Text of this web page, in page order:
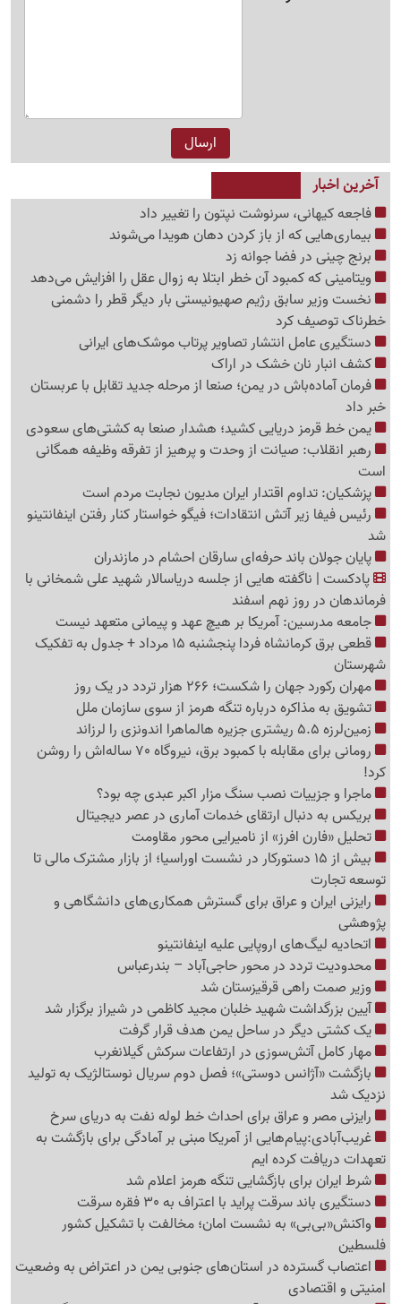
آخرین اخبار
فاجعه کیهانی، سرنوشت نپتون را تغییر داد
بیماری‌هایی که از باز کردن دهان هویدا می‌شوند
برنج چینی در فضا جوانه زد
ویتامینی که کمبود آن خطر ابتلا به زوال عقل را افزایش می‌دهد
نخست وزیر سابق رژیم صهیونیستی بار دیگر قطر را دشمنی
خطرناک توصیف کرد
دستگیری عامل انتشار تصاویر پرتاب موشک‌های ایرانی
کشف انبار نان خشک در اراک
فرمان آماده‌باش در یمن؛ صنعا از مرحله جدید تقابل با عربستان
خبر داد
یمن خط قرمز دریایی کشید؛ هشدار صنعا به کشتی‌های سعودی
رهبر انقلاب: صیانت از وحدت و پرهیز از تفرقه وظیفه همگانی
است
پزشکیان: تداوم اقتدار ایران مدیون نجابت مردم است
رئیس فیفا زیر آتش انتقادات؛ فیگو خواستار کنار رفتن اینفانتینو
شد
پایان جولان باند حرفه‌ای سارقان احشام در مازندران
پادکست | ناگفته هایی از جلسه دریاسالار شهید علی شمخانی با
فرماندهان در روز نهم اسفند
جامعه مدرسین: آمریکا بر هیچ عهد و پیمانی متعهد نیست
قطعی برق کرمانشاه فردا پنجشنبه 15 مرداد + جدول به تفکیک
شهرستان
مهران رکورد جهان را شکست؛ 266 هزار تردد در یک روز
تشویق به مذاکره درباره تنگه هرمز از سوی سازمان ملل
زمین‌لرزه 5.5 ریشتری جزیره هالماهرا اندونزی را لرزاند
رومانی برای مقابله با کمبود برق، نیروگاه 70 ساله‌اش را روشن
کرد!
ماجرا و جزییات نصب سنگ مزار اکبر عبدی چه بود؟
بریکس به دنبال ارتقای خدمات آماری در عصر دیجیتال
تحلیل «فارن افرز» از نامیرایی محور مقاومت
بیش از 15 دستورکار در نشست اوراسیا؛ از بازار مشترک مالی تا
توسعه تجارت
رایزنی ایران و عراق برای گسترش همکاری‌های دانشگاهی و
پژوهشی
اتحادیه لیگ‌های اروپایی علیه اینفانتینو
محدودیت تردد در محور حاجی‌آباد – بندرعباس
وزیر صمت راهی قرقیزستان شد
آیین بزرگداشت شهید خلبان مجید کاظمی در شیراز برگزار شد
یک کشتی دیگر در ساحل یمن هدف قرار گرفت
مهار کامل آتش‌سوزی در ارتفاعات سرکش گیلانغرب
بازگشت «آژانس دوستی»؛ فصل دوم سریال نوستالژیک به تولید
نزدیک شد
رایزنی مصر و عراق برای احداث خط لوله نفت به دریای سرخ
غریب‌آبادی:پیام‌هایی از آمریکا مبنی بر آمادگی برای بازگشت به
تعهدات دریافت کرده ایم
شرط ایران برای بازگشایی تنگه هرمز اعلام شد
دستگیری باند سرقت پراید با اعتراف به 30 فقره سرقت
واکنش«بی‌بی» به نشست امان؛ مخالفت با تشکیل کشور
فلسطین
اعتصاب گسترده در استان‌های جنوبی یمن در اعتراض به وضعیت
امنیتی و اقتصادی